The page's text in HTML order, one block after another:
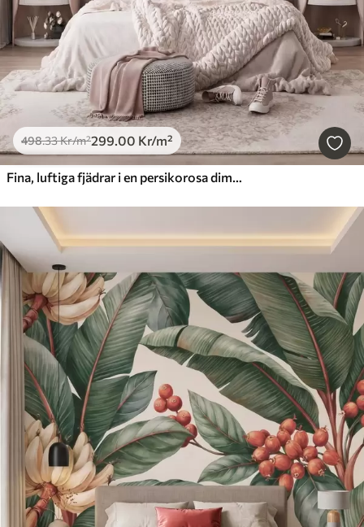
498.33Kr/m²299.00 Kr/m²
Fina, luftiga fjädrar i en persikorosa dimma med skimmer